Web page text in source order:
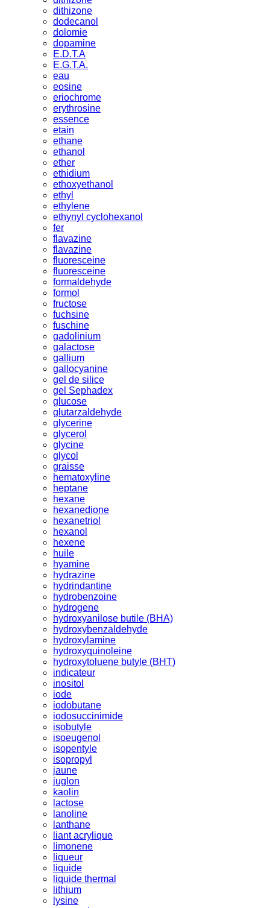
dithizone
dodecanol
dolomie
dopamine
E.D.T.A
E.G.T.A.
eau
eosine
eriochrome
erythrosine
essence
etain
ethane
ethanol
ether
ethidium
ethoxyethanol
ethyl
ethylene
ethynyl cyclohexanol
fer
flavazine
flavazine
fluoresceine
fluoresceine
formaldehyde
formol
fructose
fuchsine
fuschine
gadolinium
galactose
gallium
gallocyanine
gel de silice
gel Sephadex
glucose
glutarzaldehyde
glycerine
glycerol
glycine
glycol
graisse
hematoxyline
heptane
hexane
hexanedione
hexanetriol
hexanol
hexene
huile
hyamine
hydrazine
hydrindantine
hydrobenzoine
hydrogene
hydroxyanilose butile (BHA)
hydroxybenzaldehyde
hydroxylamine
hydroxyquinoleine
hydroxytoluene butyle (BHT)
indicateur
inositol
iode
iodobutane
iodosuccinimide
isobutyle
isoeugenol
isopentyle
isopropyl
jaune
juglon
kaolin
lactose
lanoline
lanthane
liant acrylique
limonene
liqueur
liquide
liquide thermal
lithium
lysine